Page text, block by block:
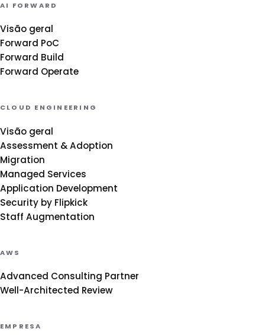
AI FORWARD
Visão geral
Forward PoC
Forward Build
Forward Operate
CLOUD ENGINEERING
Visão geral
Assessment & Adoption
Migration
Managed Services
Application Development
Security by Flipkick
Staff Augmentation
AWS
Advanced Consulting Partner
Well-Architected Review
EMPRESA